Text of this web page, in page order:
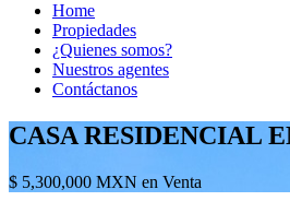
Home
Propiedades
¿Quienes somos?
Nuestros agentes
Contáctanos
CASA RESIDENCIAL
$ 5,300,000 MXN en Venta